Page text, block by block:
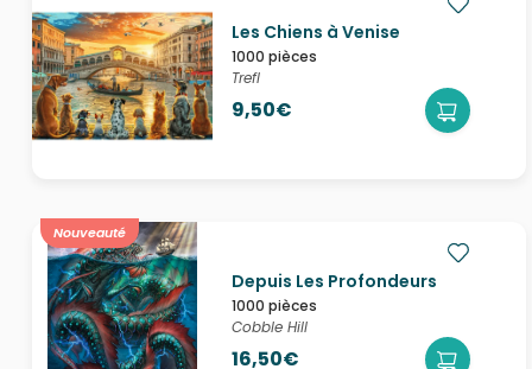
Les Chiens à Venise
1000 pièces
Trefl
9,50€
Nouveauté
Depuis Les Profondeurs
1000 pièces
Cobble Hill
16,50€